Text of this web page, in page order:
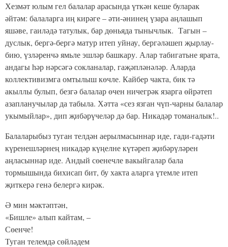
Хезмәт юлым гел балалар арасында үткән кеше буларак
әйтәм: балаларга иң кирәге – әти-әнинең үзара аңлашып
яшәве, гаиләдә татулык, бар дөньяда тынычлык. Тагын –
дуслык, бергә-бергә матур итеп уйнау, бергәләшеп җырлау-
бию, үзләренчә ямьле эшләр башкару. Алар табигатьне ярата,
андагы һәр нәрсәгә сокланалар, гаҗәпләнәләр. Аларда
коллективизмга омтылыш көчле. Кайбер чакта, бик тә
акыллы булып, безгә балалар өчен ничегрәк язарга өйрәтеп
азапланучылар да табыла. Хәтта «сез язган чүп-чарны балалар
укымыйлар», дип җибәрүчеләр дә бар. Никадәр томаналык!..
Балаларыбыз туган телдән аерылмасыннар иде, гади-гадәти
күренешләрнең никадәр күңелне күтәреп җибәрүләрен
аңласыннар иде. Андый сөенечле вакыйгалар бала
тормышында бихисап бит, бу хакта аларга үтемле итеп
җиткерә генә белергә кирәк.
Ә мин мәктәптән,
«Бишле» алып кайтам, –
Сөенче!
Туган телемдә сөйләдем